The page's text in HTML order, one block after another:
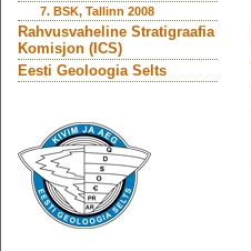
7. BSK, Tallinn 2008
Rahvusvaheline Stratigraafia
Komisjon (ICS)
Eesti Geoloogia Selts